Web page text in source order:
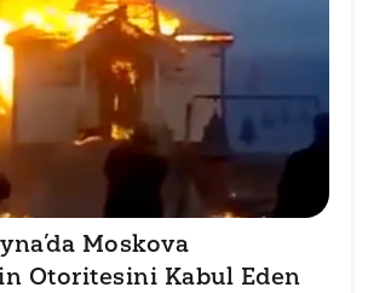
Moskova
Otoritesini Kabul Eden